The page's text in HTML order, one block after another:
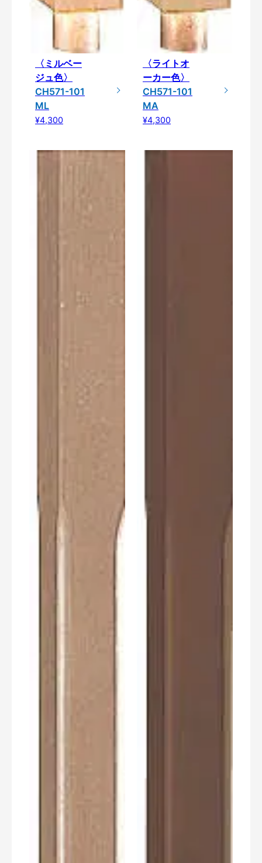
〈ミルベー
ジュ色〉
CH571-101
ML
¥4,300
〈ライトオ
ーカー色〉
CH571-101
MA
¥4,300